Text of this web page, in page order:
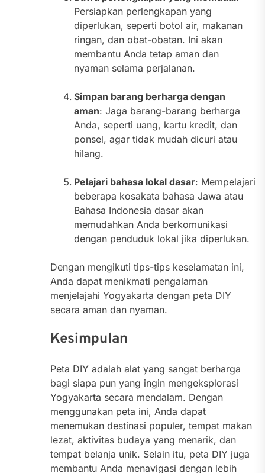
Persiapkan perlengkapan yang
diperlukan, seperti botol air, makanan
ringan, dan obat-obatan. Ini akan
membantu Anda tetap aman dan
nyaman selama perjalanan.
Simpan barang berharga dengan
aman: Jaga barang-barang berharga
Anda, seperti uang, kartu kredit, dan
ponsel, agar tidak mudah dicuri atau
hilang.
Pelajari bahasa lokal dasar: Mempelajari
beberapa kosakata bahasa Jawa atau
Bahasa Indonesia dasar akan
memudahkan Anda berkomunikasi
dengan penduduk lokal jika diperlukan.
Dengan mengikuti tips-tips keselamatan ini,
Anda dapat menikmati pengalaman
menjelajahi Yogyakarta dengan peta DIY
secara aman dan nyaman.
Kesimpulan
Peta DIY adalah alat yang sangat berharga
bagi siapa pun yang ingin mengeksplorasi
Yogyakarta secara mendalam. Dengan
menggunakan peta ini, Anda dapat
menemukan destinasi populer, tempat makan
lezat, aktivitas budaya yang menarik, dan
tempat belanja unik. Selain itu, peta DIY juga
membantu Anda menavigasi dengan lebih